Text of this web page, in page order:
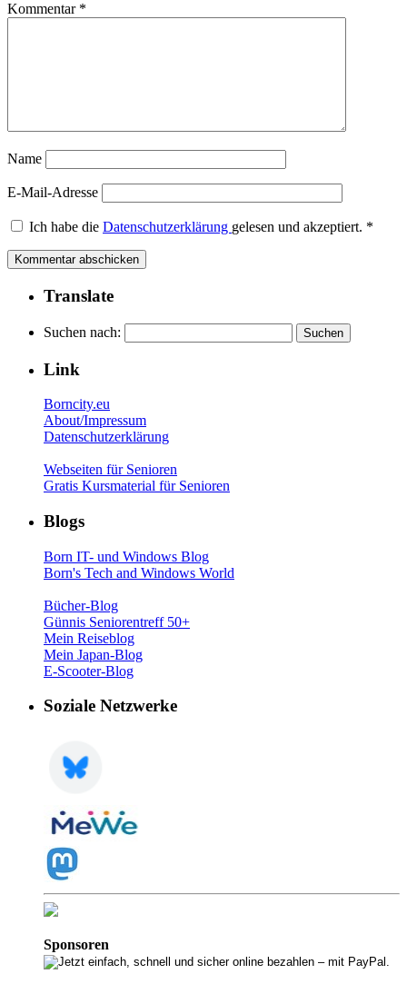
Kommentar *
Name
E-Mail-Adresse
Ich habe die Datenschutzerklärung gelesen und akzeptiert. *
Translate
Suchen nach:
Link
Borncity.eu
About/Impressum
Datenschutzerklärung
Webseiten für Senioren
Gratis Kursmaterial für Senioren
Blogs
Born IT- und Windows Blog
Born's Tech and Windows World
Bücher-Blog
Günnis Seniorentreff 50+
Mein Reiseblog
Mein Japan-Blog
E-Scooter-Blog
Soziale Netzwerke
Sponsoren